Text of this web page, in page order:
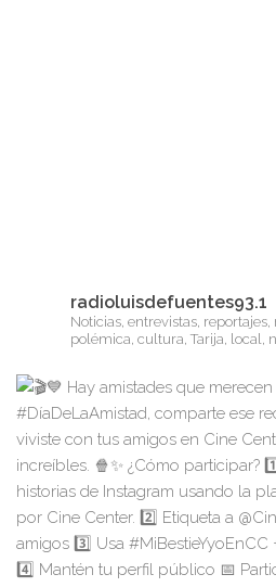
radioluisdefuentes93.1
Noticias, entrevistas,
polémica, cultura, Tarija, local,